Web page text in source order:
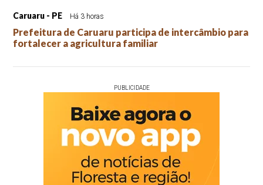
Caruaru - PE Há 3 horas
Prefeitura de Caruaru participa de intercâmbio para
fortalecer a agricultura familiar
PUBLICIDADE